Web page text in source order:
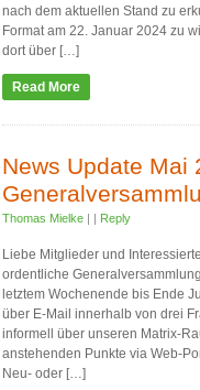
nach dem aktuellen Stand zu
Format am 22. Januar 2024 zu
dort über […]
Read More
News Update Mai
Thomas Mielke | | Reply
Liebe Mitglieder und
ordentliche
letztem Wochenende bis Ende
über E-Mail innerhalb von drei
informell über unseren Matrix-
anstehenden Punkte via Web-
Neu- oder […]